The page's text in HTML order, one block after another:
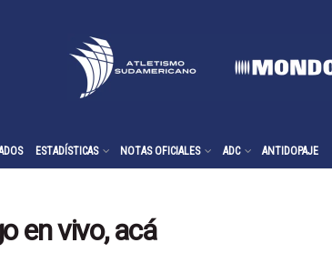
ESTADÍSTICAS NOTAS OFICIALES ADC ANTIDOPAJE
en vivo, acá